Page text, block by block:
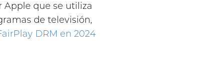
Apple que se utiliza
de televisión,
DRM en 2024